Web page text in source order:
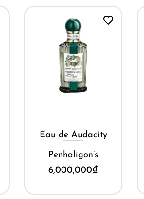
Eau de Audacity
Penhaligon’s
6,000,000₫